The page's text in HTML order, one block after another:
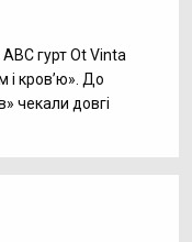
АВС гурт Ot Vinta
і кров’ю». До
чекали довгі